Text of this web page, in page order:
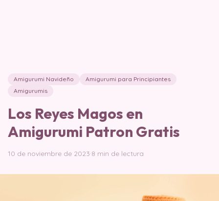
Amigurumi Navideño
Amigurumi para Principiantes
Amigurumis
Los Reyes Magos en
Amigurumi Patron Gratis
10 de noviembre de 2023·8 min de lectura